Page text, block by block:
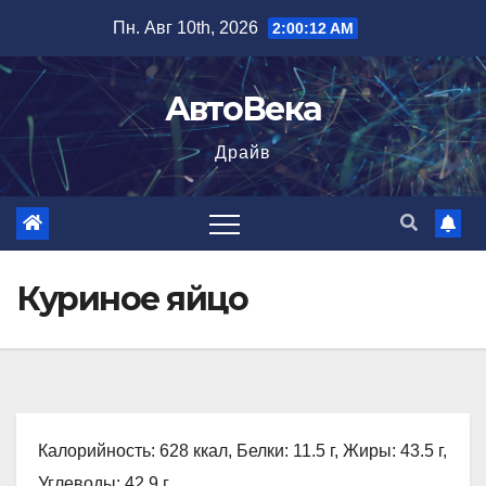
содержимому
Пн. Авг 10th, 2026 2:00:13 AM
АвтоВека
Драйв
Куриное яйцо
Калорийность: 628 ккал, Белки: 11.5 г, Жиры: 43.5 г,